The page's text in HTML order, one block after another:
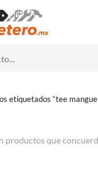
etiquetados “tee
productos que